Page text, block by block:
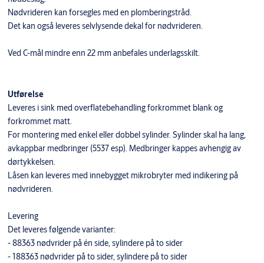
Nødvrideren kan forsegles med en plomberingstråd.
Det kan også leveres selvlysende dekal for nødvrideren.
Ved C-mål mindre enn 22 mm anbefales underlagsskilt.
Utførelse
Leveres i sink med overflatebehandling forkrommet blank og
forkrommet matt.
For montering med enkel eller dobbel sylinder. Sylinder skal ha lang,
avkappbar medbringer (5537 esp). Medbringer kappes avhengig av
dørtykkelsen.
Låsen kan leveres med innebygget mikrobryter med indikering på
nødvrideren.
Levering
Det leveres følgende varianter:
- 88363 nødvrider på én side, sylindere på to sider
- 188363 nødvrider på to sider, sylindere på to sider